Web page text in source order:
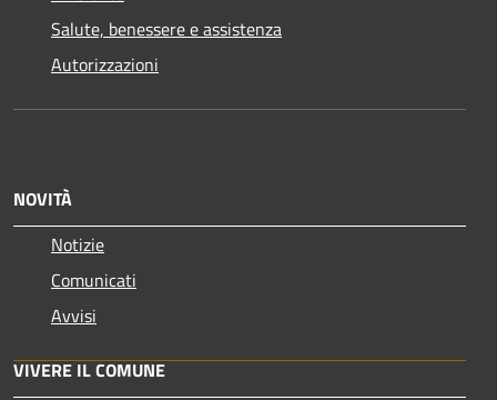
Salute, benessere e assistenza
Autorizzazioni
NOVITÀ
Notizie
Comunicati
Avvisi
VIVERE IL COMUNE